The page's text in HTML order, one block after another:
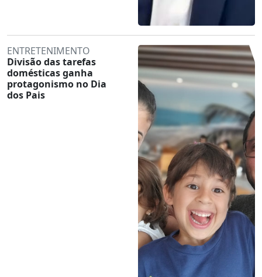
ENTRETENIMENTO
Divisão das tarefas
domésticas ganha
protagonismo no Dia
dos Pais